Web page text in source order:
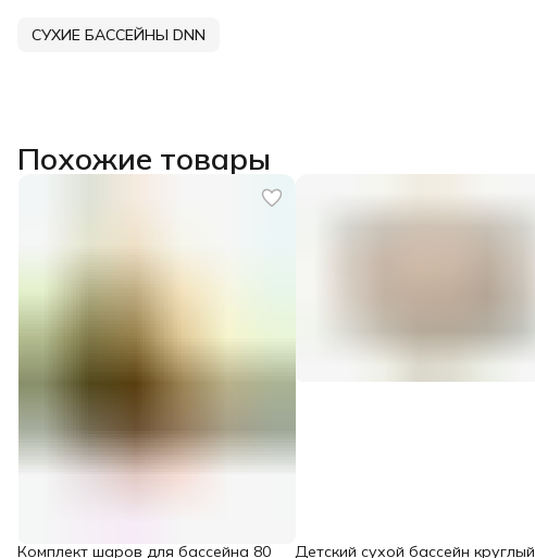
СУХИЕ БАССЕЙНЫ DNN
Похожие товары
Комплект шаров для бассейна 80 Детский сухой бассейн круглый